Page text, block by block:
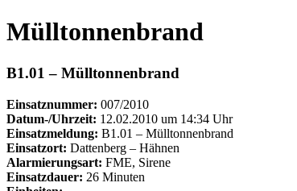
Mülltonnenbrand
B1.01 – Mülltonnenbrand
Einsatznummer: 007/2010
Datum-/Uhrzeit: 12.02.2010 um 14:34 Uhr
Einsatzmeldung: B1.01 – Mülltonnenbrand
Einsatzort: Dattenberg – Hähnen
Alarmierungsart: FME, Sirene
Einsatzdauer: 26 Minuten